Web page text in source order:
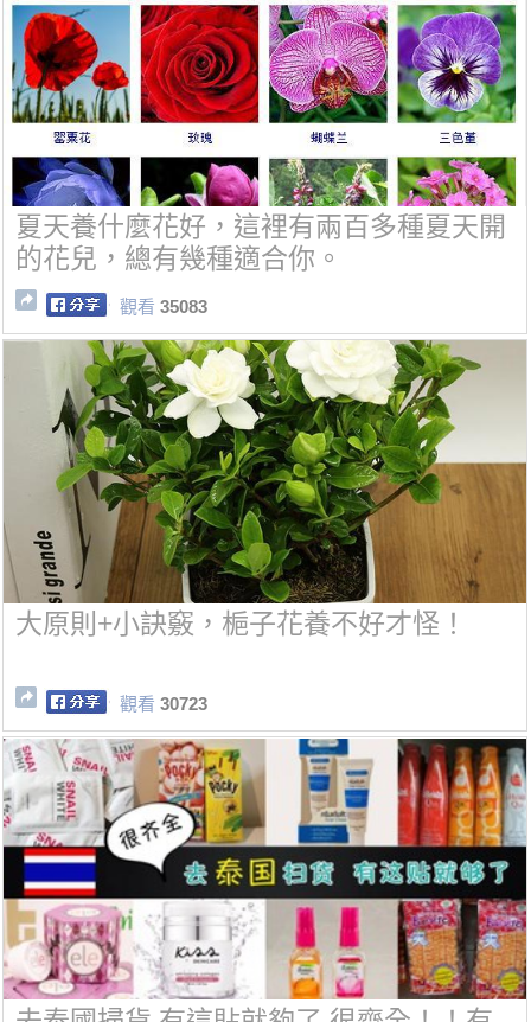
夏天養什麼花好，這裡有兩百多種夏天開
的花兒，總有幾種適合你。
觀看 35083
大原則+小訣竅，梔子花養不好才怪！
觀看 30723